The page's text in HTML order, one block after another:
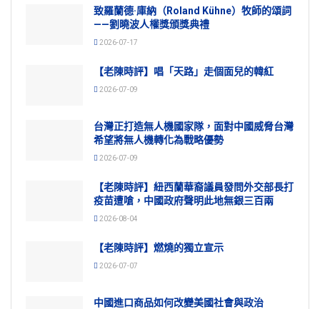
致羅蘭德·庫納（Roland Kühne）牧師的頌詞
——劉曉波人權獎頒獎典禮
2026-07-17
【老陳時評】唱「天路」走個面兒的韓紅
2026-07-09
台灣正打造無人機國家隊，面對中國威脅台灣
希望將無人機轉化為戰略優勢
2026-07-09
【老陳時評】紐西蘭華裔議員發問外交部長打
疫苗遭嗆，中國政府聲明此地無銀三百兩
2026-08-04
【老陳時評】燃燒的獨立宣示
2026-07-07
中國進口商品如何改變美國社會與政治